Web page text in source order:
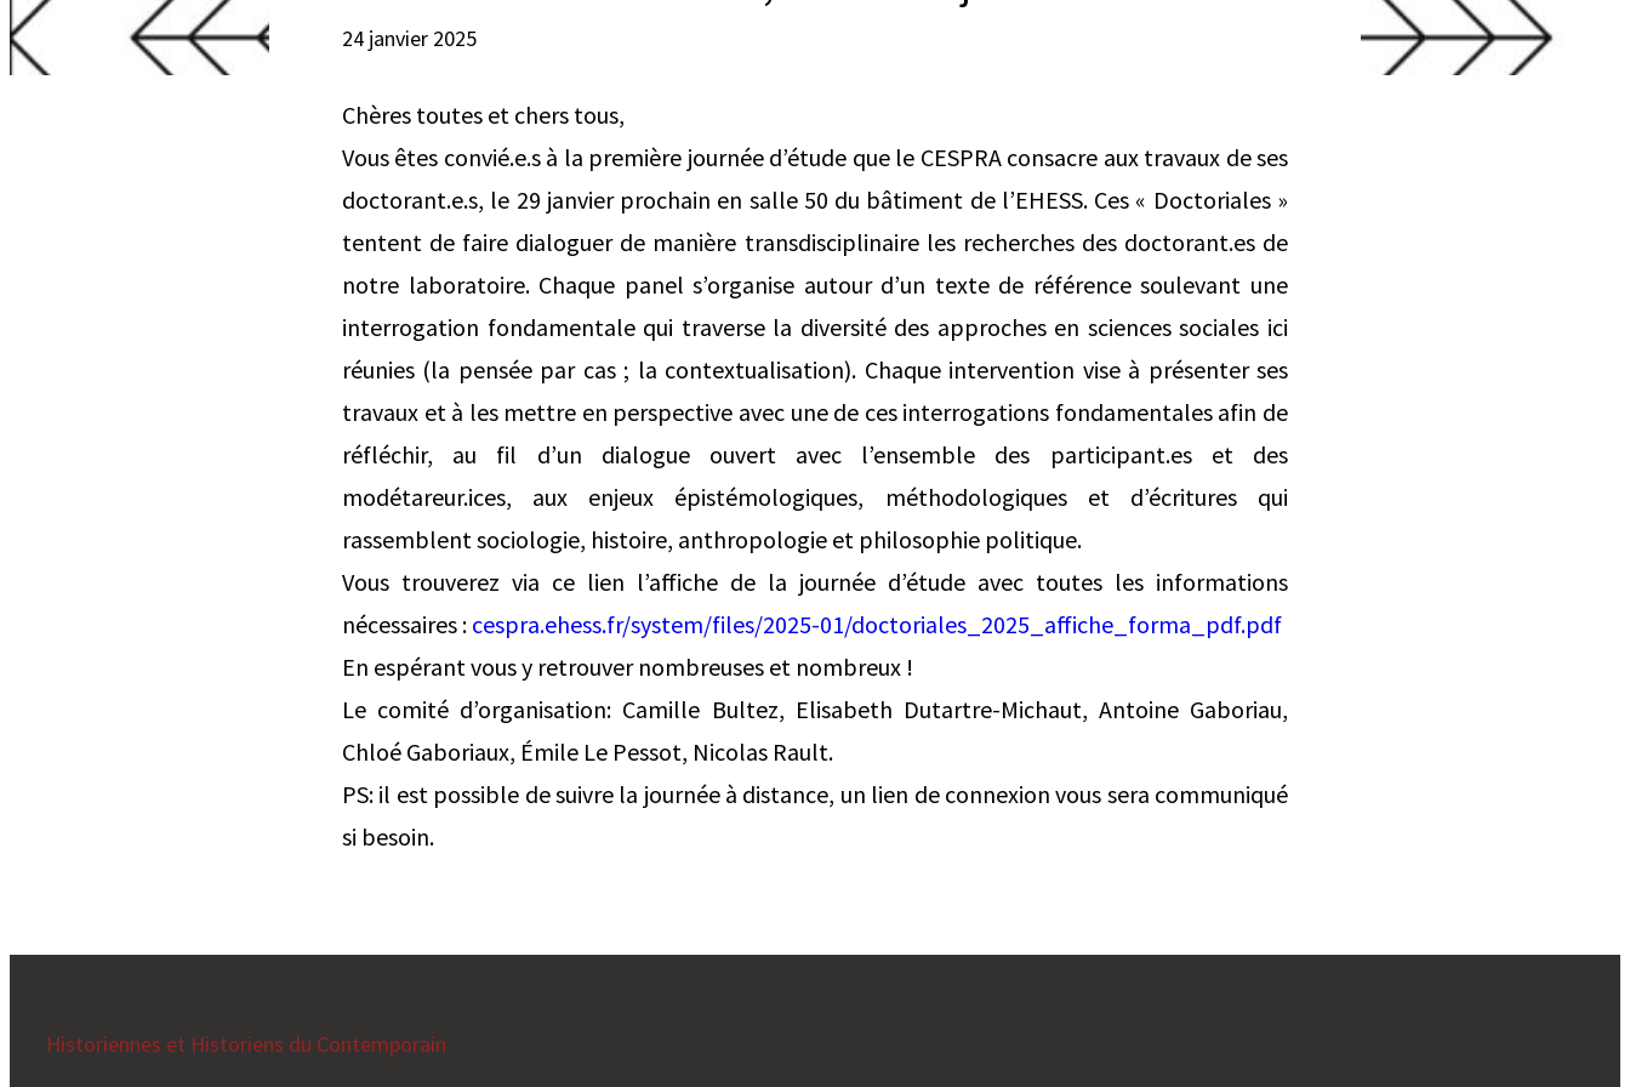
24 janvier 2025
Chères toutes et chers tous,
Vous êtes convié.e.s à la première journée d’étude que le CESPRA consacre aux travaux de ses
doctorant.e.s, le 29 janvier prochain en salle 50 du bâtiment de l’EHESS. Ces « Doctoriales »
tentent de faire dialoguer de manière transdisciplinaire les recherches des doctorant.es de
notre laboratoire. Chaque panel s’organise autour d’un texte de référence soulevant une
interrogation fondamentale qui traverse la diversité des approches en sciences sociales ici
réunies (la pensée par cas ; la contextualisation). Chaque intervention vise à présenter ses
travaux et à les mettre en perspective avec une de ces interrogations fondamentales afin de
réfléchir, au fil d’un dialogue ouvert avec l’ensemble des participant.es et des
modétareur.ices, aux enjeux épistémologiques, méthodologiques et d’écritures qui
rassemblent sociologie, histoire, anthropologie et philosophie politique.
Vous trouverez via ce lien l’affiche de la journée d’étude avec toutes les informations
nécessaires : cespra.ehess.fr/system/files/2025-01/doctoriales_2025_affiche_forma_pdf.pdf
En espérant vous y retrouver nombreuses et nombreux !
Le comité d’organisation: Camille Bultez, Elisabeth Dutartre-Michaut, Antoine Gaboriau,
Chloé Gaboriaux, Émile Le Pessot, Nicolas Rault.
PS: il est possible de suivre la journée à distance, un lien de connexion vous sera communiqué
si besoin.
Historiennes et Historiens du Contemporain